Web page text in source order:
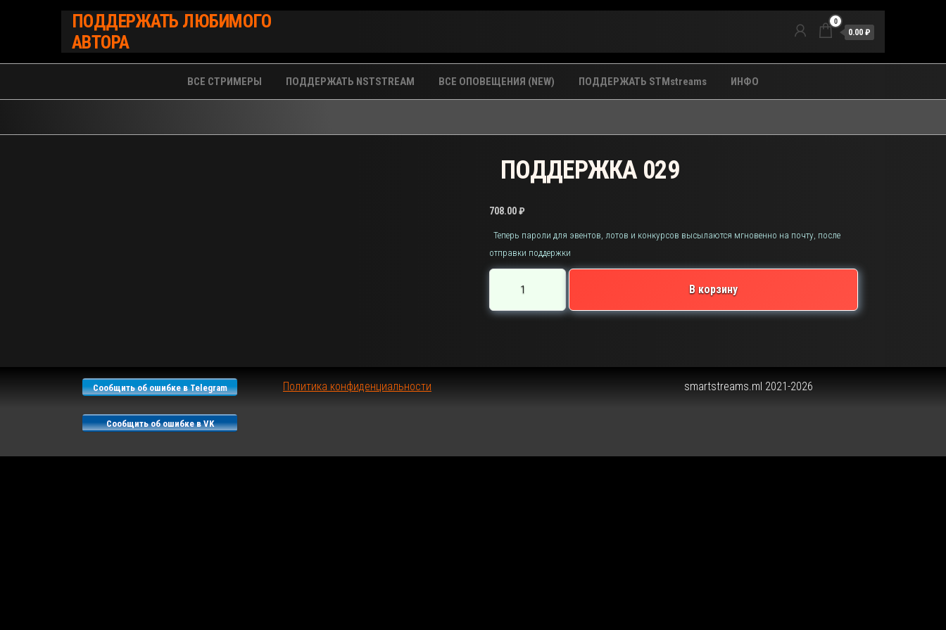
содержимому
ПОДДЕРЖАТЬ ЛЮБИМОГО
АВТОРА
0
0.00 ₽
ВСЕ СТРИМЕРЫ ПОДДЕРЖАТЬ NSTSTREAM ВСЕ ОПОВЕЩЕНИЯ (NEW) ПОДДЕРЖАТЬ STMstreams ИНФО
ПОДДЕРЖКА 029
708.00₽
Теперь пароли для эвентов, лотов и конкурсов высылаются мгновенно на почту, после
отправки поддержки
Количество
товара
ПОДДЕРЖКА
В корзину
Сообщить об ошибке в Telegram
Сообщить об ошибке в VK
Политика конфиденциальности smartstreams.ml 2021-2026